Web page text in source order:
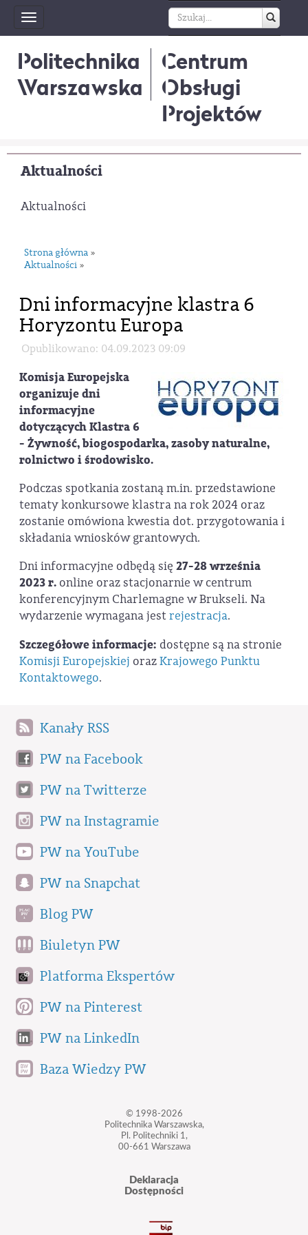
Toggle
navigation
Politechnika
Warszawska
Centrum
Obsługi
Projektów
Aktualności
Aktualności
Strona główna »
Aktualności »
Dni informacyjne klastra 6
Horyzontu Europa
Opublikowano: 04.09.2023 09:09
Komisja Europejska
organizuje dni
informacyjne
dotyczących Klastra 6
- Żywność, biogospodarka, zasoby naturalne,
rolnictwo i środowisko.
Podczas spotkania zostaną m.in. przedstawione
tematy konkursowe klastra na rok 2024 oraz
zostanie omówiona kwestia dot. przygotowania i
składania wniosków grantowych.
Dni informacyjne odbędą się 27-28 września
2023 r. online oraz stacjonarnie w centrum
konferencyjnym Charlemagne w Brukseli. Na
wydarzenie wymagana jest rejestracja.
Szczegółowe informacje: dostępne są na stronie
Komisji Europejskiej orazKrajowego Punktu
Kontaktowego.
Kanały RSS
PW na Facebook
PW na Twitterze
PW na Instagramie
PW na YouTube
PW na Snapchat
Blog PW
Biuletyn PW
Platforma Ekspertów
PW na Pinterest
PW na LinkedIn
Baza Wiedzy PW
© 1998-2026
Politechnika Warszawska,
Pl. Politechniki 1,
00-661 Warszawa
Deklaracja
Dostępności